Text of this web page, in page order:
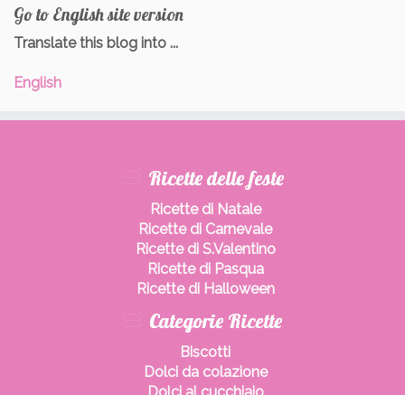
Go to English site version
Translate this blog into ...
English
Ricette delle feste
Ricette di Natale
Ricette di Carnevale
Ricette di S.Valentino
Ricette di Pasqua
Ricette di Halloween
Categorie Ricette
Biscotti
Dolci da colazione